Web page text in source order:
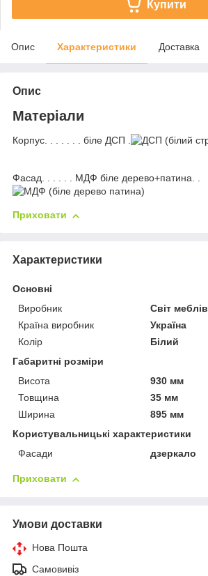
Купити
Опис Характеристики Доставка
Опис
Матеріали
Корпус. . . . . . . біле ДСП .
Фасад. . . . . . МДФ біле дерево+патина. .
Приховати
Характеристики
Основні
Виробник
Світ меблів
Країна виробник
Україна
Колір
Білий
Габаритні розміри
Висота
930 мм
Товщина
35 мм
Ширина
895 мм
Користувальницькі характеристики
Фасади
дзеркало
Приховати
Умови доставки
Нова Пошта
Самовивіз